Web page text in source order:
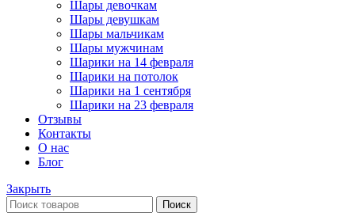
Шары девочкам
Шары девушкам
Шары мальчикам
Шары мужчинам
Шарики на 14 февраля
Шарики на потолок
Шарики на 1 сентября
Шарики на 23 февраля
Отзывы
Контакты
О нас
Блог
Закрыть
Поиск